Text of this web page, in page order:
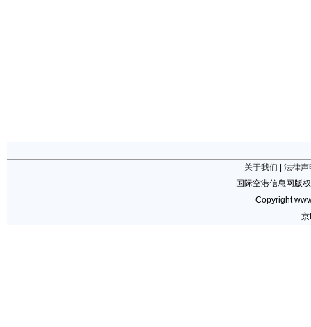
关于我们
法律声
国际空港信息网版
Copyright